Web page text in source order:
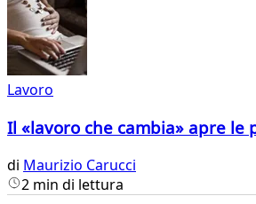
Lavoro
Il «lavoro che cambia» apre le
di Maurizio Carucci
2 min di lettura